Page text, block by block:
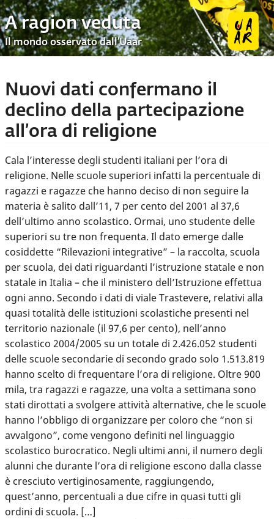
A ragion veduta
Il mondo osservato dall’Uaar
Nuovi dati confermano il
declino della partecipazione
all’ora di religione
Cala l’interesse degli studenti italiani per l’ora di
religione. Nelle scuole superiori infatti la percentuale di
ragazzi e ragazze che hanno deciso di non seguire la
materia è salito dall’11, 7 per cento del 2001 al 37,6
dell’ultimo anno scolastico. Ormai, uno studente delle
superiori su tre non frequenta. Il dato emerge dalle
cosiddette “Rilevazioni integrative” – la raccolta, scuola
per scuola, dei dati riguardanti l’istruzione statale e non
statale in Italia – che il ministero dell’Istruzione effettua
ogni anno. Secondo i dati di viale Trastevere, relativi alla
quasi totalità delle istituzioni scolastiche presenti nel
territorio nazionale (il 97,6 per cento), nell’anno
scolastico 2004/2005 su un totale di 2.426.052 studenti
delle scuole secondarie di secondo grado solo 1.513.819
hanno scelto di frequentare l’ora di religione. Oltre 900
mila, tra ragazzi e ragazze, una volta a settimana sono
stati dirottati a svolgere attività alternative, che le scuole
hanno l’obbligo di organizzare per coloro che “non si
avvalgono”, come vengono definiti nel linguaggio
scolastico burocratico. Negli ultimi anni, il numero degli
alunni che durante l’ora di religione escono dalla classe
è cresciuto vertiginosamente, raggiungendo,
quest’anno, percentuali a due cifre in quasi tutti gli
ordini di scuola. […]